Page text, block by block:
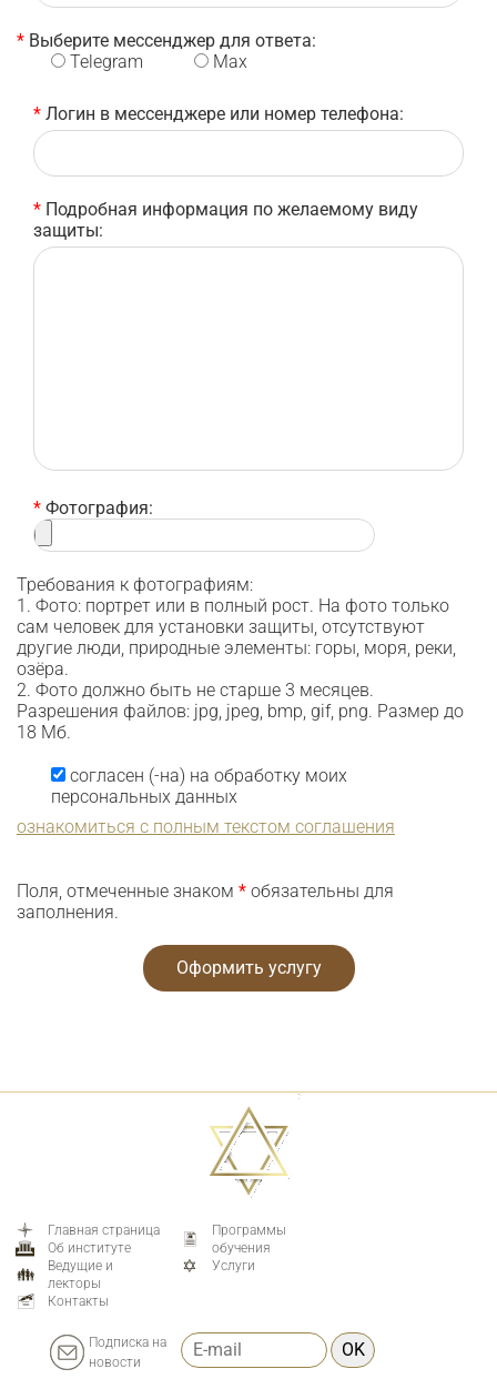
* Выберите мессенджер для ответа:
Telegram
Max
* Логин в мессенджере или номер телефона:
* Подробная информация по желаемому виду
защиты:
* Фотография:
Требования к фотографиям:
1. Фото: портрет или в полный рост. На фото только
сам человек для установки защиты, отсутствуют
другие люди, природные элементы: горы, моря, реки,
озёра.
2. Фото должно быть не старше 3 месяцев.
Разрешения файлов: jpg, jpeg, bmp, gif, png. Размер до
18 Мб.
согласен (-на) на обработку моих
персональных данных
ознакомиться с полным текстом соглашения
Поля, отмеченные знаком * обязательны для
заполнения.
Главная страница
Об институте
Ведущие и
лекторы
Контакты
Программы
обучения
Услуги
Подписка на
новости
OK